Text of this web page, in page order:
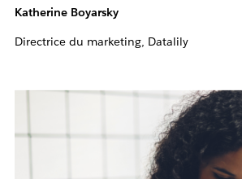
Katherine Boyarsky
Directrice du marketing, Datalily